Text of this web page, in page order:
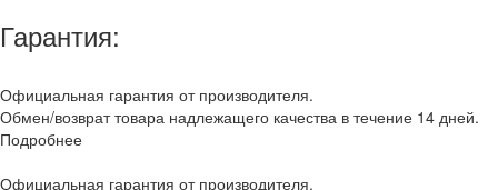
Гарантия:
Официальная гарантия от производителя.
Обмен/возврат товара надлежащего качества в течение 14 дней.
Подробнее
Официальная гарантия от производителя.